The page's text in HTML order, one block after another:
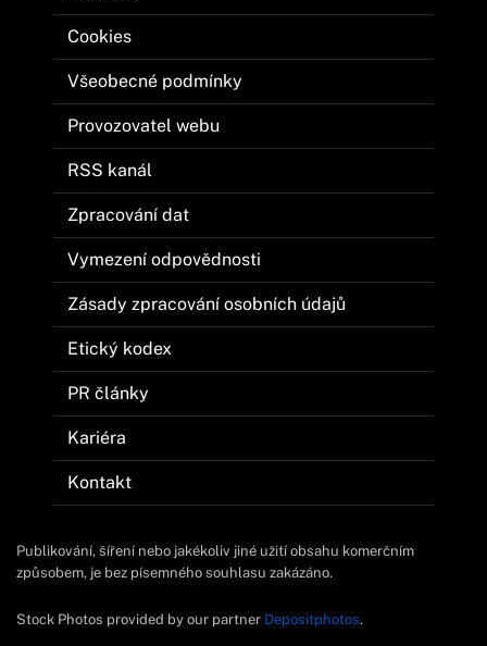
Cookies
Všeobecné podmínky
Provozovatel webu
RSS kanál
Zpracování dat
Vymezení odpovědnosti
Zásady zpracování osobních údajů
Etický kodex
PR články
Kariéra
Kontakt
Publikování, šíření nebo jakékoliv jiné užití obsahu komerčním
způsobem, je bez písemného souhlasu zakázáno.
Stock Photos provided by our partner Depositphotos.